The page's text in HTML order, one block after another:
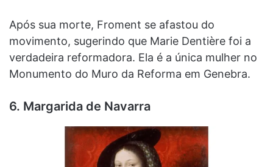
Após sua morte, Froment se afastou do
movimento, sugerindo que Marie Dentière foi a
verdadeira reformadora. Ela é a única mulher no
Monumento do Muro da Reforma em Genebra.
6. Margarida de Navarra